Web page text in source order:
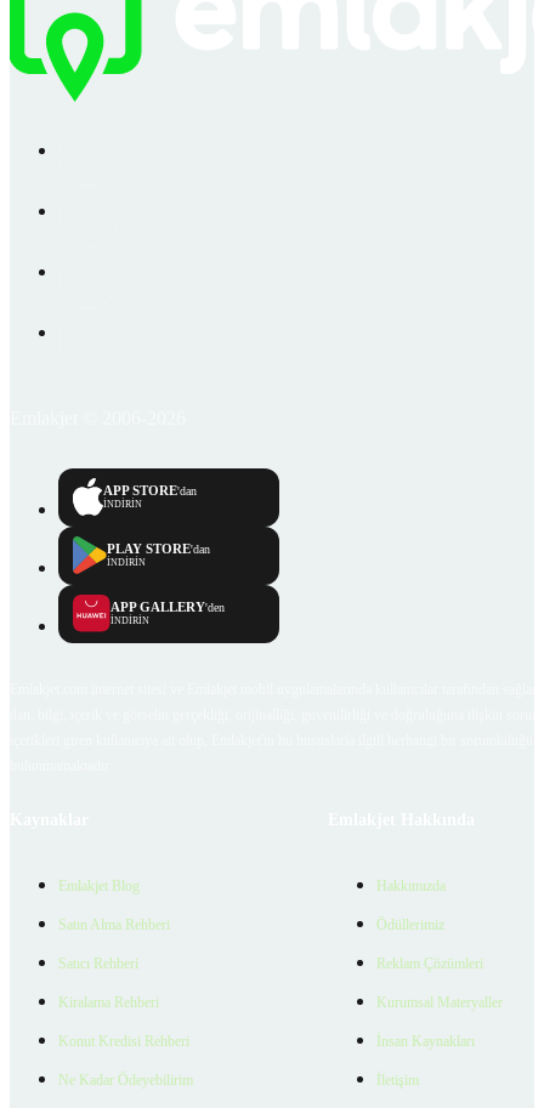
APP STORE'dan
İNDİRİN
PLAY STORE'dan
İNDİRİN
APP GALLERY'den
İNDİRİN
Emlakjet Blog
Satın Alma Rehberi
Satıcı Rehberi
Kiralama Rehberi
Konut Kredisi Rehberi
Ne Kadar Ödeyebilirim
Hakkımızda
Ödüllerimiz
Reklam Çözümleri
Kurumsal Materyaller
İnsan Kaynakları
İletişim